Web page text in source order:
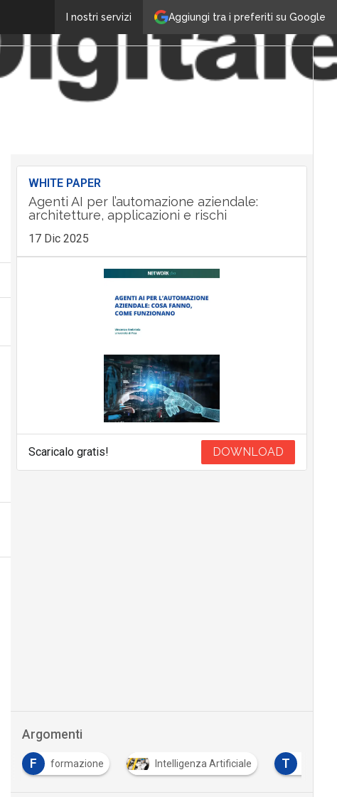
Aggiungi tra i preferiti su Google
I nostri servizi
WHITE PAPER
Agenti AI per l’automazione aziendale:
architetture, applicazioni e rischi
17 Dic 2025
Scaricalo gratis! DOWNLOAD
Argomenti
F formazione Intelligenza Artificiale T